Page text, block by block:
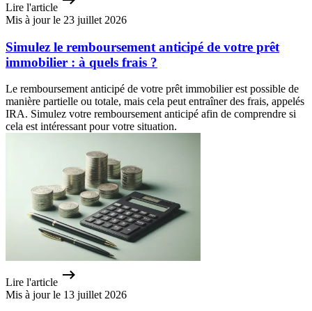
Lire l'article
Mis à jour le 23 juillet 2026
Simulez le remboursement anticipé de votre prêt
immobilier : à quels frais ?
Le remboursement anticipé de votre prêt immobilier est possible de
manière partielle ou totale, mais cela peut entraîner des frais, appelés
IRA. Simulez votre remboursement anticipé afin de comprendre si
cela est intéressant pour votre situation.
Lire l'article
Mis à jour le 13 juillet 2026